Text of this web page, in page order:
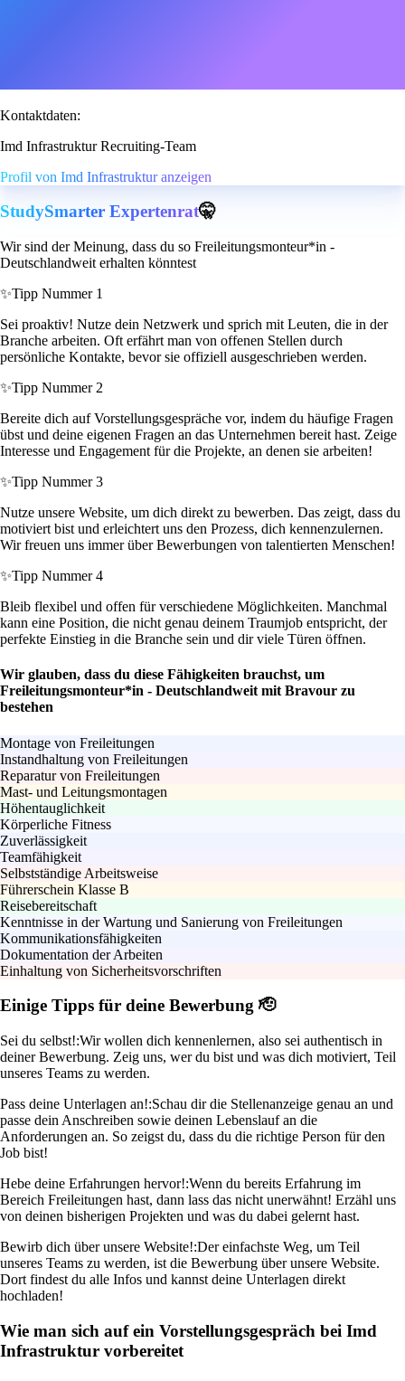
Kontaktdaten:
Imd Infrastruktur Recruiting-Team
Profil von Imd Infrastruktur anzeigen
StudySmarter Expertenrat🤫
Wir sind der Meinung, dass du so Freileitungsmonteur*in -
Deutschlandweit erhalten könntest
✨Tipp Nummer 1
Sei proaktiv! Nutze dein Netzwerk und sprich mit Leuten, die in der
Branche arbeiten. Oft erfährt man von offenen Stellen durch
persönliche Kontakte, bevor sie offiziell ausgeschrieben werden.
✨Tipp Nummer 2
Bereite dich auf Vorstellungsgespräche vor, indem du häufige Fragen
übst und deine eigenen Fragen an das Unternehmen bereit hast. Zeige
Interesse und Engagement für die Projekte, an denen sie arbeiten!
✨Tipp Nummer 3
Nutze unsere Website, um dich direkt zu bewerben. Das zeigt, dass du
motiviert bist und erleichtert uns den Prozess, dich kennenzulernen.
Wir freuen uns immer über Bewerbungen von talentierten Menschen!
✨Tipp Nummer 4
Bleib flexibel und offen für verschiedene Möglichkeiten. Manchmal
kann eine Position, die nicht genau deinem Traumjob entspricht, der
perfekte Einstieg in die Branche sein und dir viele Türen öffnen.
Wir glauben, dass du diese Fähigkeiten brauchst, um
Freileitungsmonteur*in - Deutschlandweit mit Bravour zu
bestehen
Montage von Freileitungen
Instandhaltung von Freileitungen
Reparatur von Freileitungen
Mast- und Leitungsmontagen
Höhentauglichkeit
Körperliche Fitness
Zuverlässigkeit
Teamfähigkeit
Selbstständige Arbeitsweise
Führerschein Klasse B
Reisebereitschaft
Kenntnisse in der Wartung und Sanierung von Freileitungen
Kommunikationsfähigkeiten
Dokumentation der Arbeiten
Einhaltung von Sicherheitsvorschriften
Einige Tipps für deine Bewerbung 🫡
Sei du selbst!:Wir wollen dich kennenlernen, also sei authentisch in
deiner Bewerbung. Zeig uns, wer du bist und was dich motiviert, Teil
unseres Teams zu werden.
Pass deine Unterlagen an!:Schau dir die Stellenanzeige genau an und
passe dein Anschreiben sowie deinen Lebenslauf an die
Anforderungen an. So zeigst du, dass du die richtige Person für den
Job bist!
Hebe deine Erfahrungen hervor!:Wenn du bereits Erfahrung im
Bereich Freileitungen hast, dann lass das nicht unerwähnt! Erzähl uns
von deinen bisherigen Projekten und was du dabei gelernt hast.
Bewirb dich über unsere Website!:Der einfachste Weg, um Teil
unseres Teams zu werden, ist die Bewerbung über unsere Website.
Dort findest du alle Infos und kannst deine Unterlagen direkt
hochladen!
Wie man sich auf ein Vorstellungsgespräch bei Imd
Infrastruktur vorbereitet